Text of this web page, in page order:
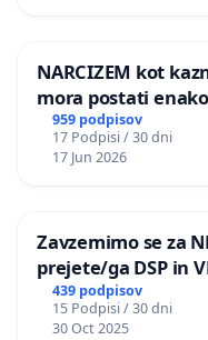
NARCIZEM kot
mora postati
nasilje
959 podpisov
17 Podpisi / 30 dni
17 Jun 2026
Zavzemimo se za
prejete/ga DSP in
439 podpisov
15 Podpisi / 30 dni
30 Oct 2025